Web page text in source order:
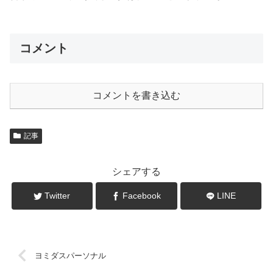
コメント
コメントを書き込む
記事
シェアする
Twitter Facebook LINE
ヨミダスパーソナル